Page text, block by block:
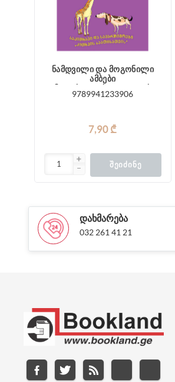
ნამდვილი და მოგონილი
ამბები
ჩხენკელი, კუხიანიძე
9789941233906
7,90 ₾
ᲨᲔᲘᲫᲘᲜᲔ
ᲓᲐᲮᲛᲐᲠᲔᲑᲐ
032 261 41 21